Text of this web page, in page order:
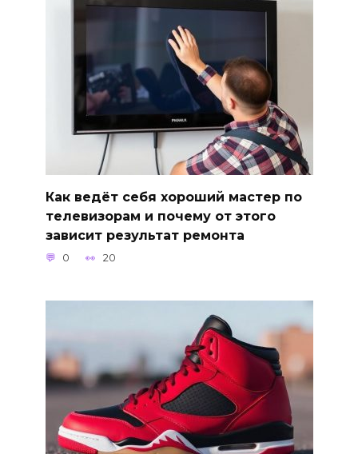
Как ведёт себя хороший мастер по
телевизорам и почему от этого
зависит результат ремонта
0 20